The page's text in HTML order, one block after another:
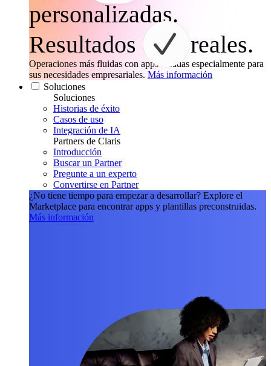
personalizadas.
Resultados
reales.
Operaciones más fluidas con apps creadas especialmente para
sus necesidades empresariales. Más información
Soluciones
Soluciones
Historias de éxito
Casos de uso
Integración de IA
Partners de Claris
Introducción
Buscar un Partner
Pregunte a un experto
Convertirse en Partner
¿No tiene tiempo para empezar a desarrollar? Explore el
Marketplace para encontrar apps y plantillas preconstruidas.
Más información